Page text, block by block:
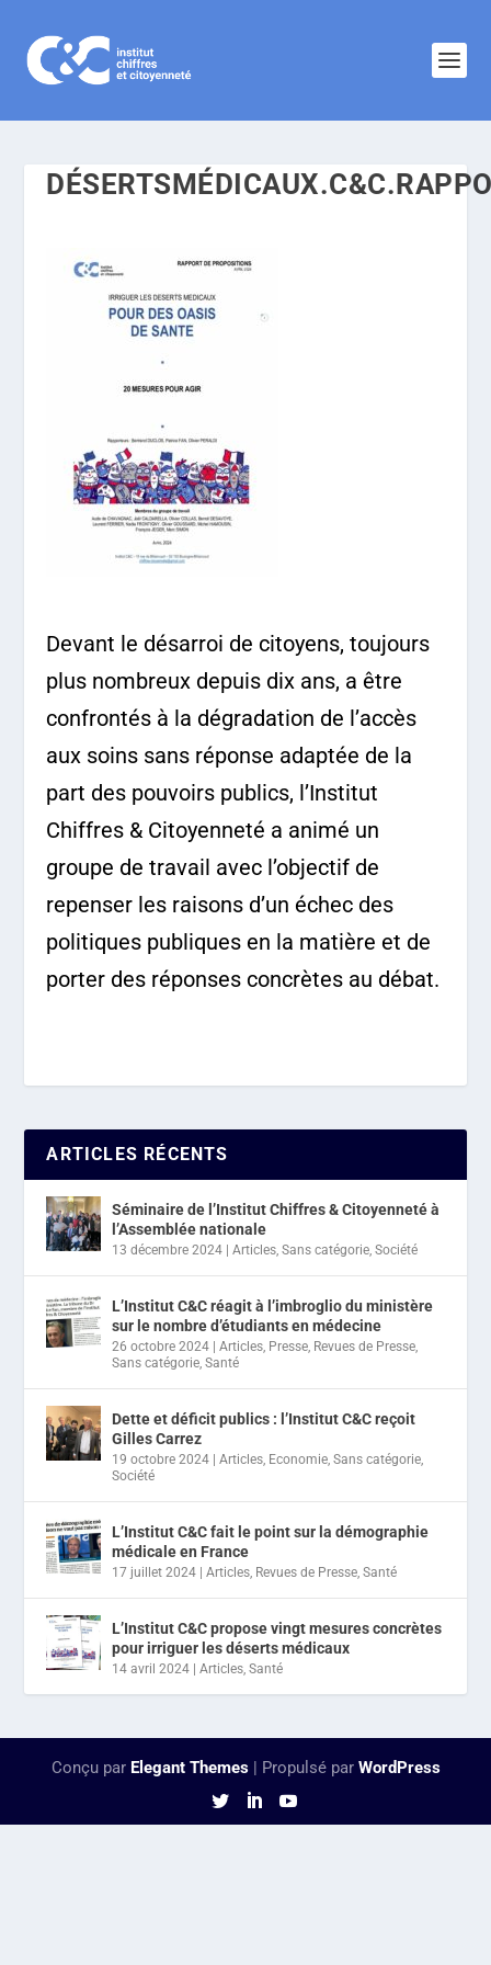
Devant le désarroi de citoyens, toujours
plus nombreux depuis dix ans, a être
confrontés à la dégradation de l’accès
aux soins sans réponse adaptée de la
part des pouvoirs publics, l’Institut
Chiffres & Citoyenneté a animé un
groupe de travail avec l’objectif de
repenser les raisons d’un échec des
politiques publiques en la matière et de
porter des réponses concrètes au débat.
ARTICLES RÉCENTS
Séminaire de l’Institut Chiffres & Citoyenneté à
l’Assemblée nationale
13 décembre 2024 |Articles,Sans catégorie,Société
L’Institut C&C réagit à l’imbroglio du ministère
sur le nombre d’étudiants en médecine
26 octobre 2024 |Articles, Presse, Revues de Presse,
Sans catégorie,Santé
Dette et déficit publics : l’Institut C&C reçoit
Gilles Carrez
19 octobre 2024 |Articles, Economie,Sans catégorie,
Société
L’Institut C&C fait le point sur la démographie
médicale en France
17 juillet 2024 |Articles, Revues de Presse,Santé
L’Institut C&C propose vingt mesures concrètes
pour irriguer les déserts médicaux
14 avril 2024 |Articles,Santé
Conçu par Elegant Themes| Propulsé par WordPress